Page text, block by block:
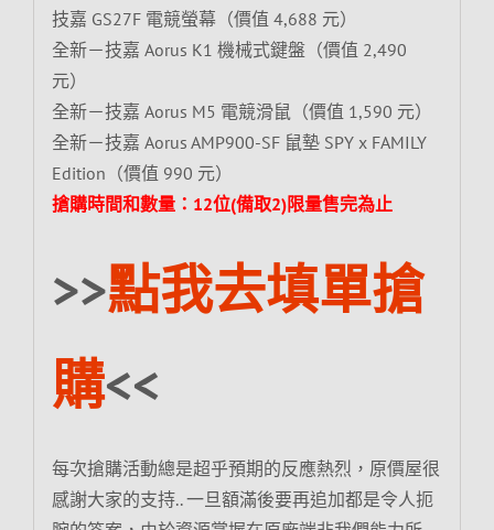
技嘉 GS27F 電競螢幕（價值 4,688 元）
全新－技嘉 Aorus K1 機械式鍵盤（價值 2,490
元）
全新－技嘉 Aorus M5 電競滑鼠（價值 1,590 元）
全新－技嘉 Aorus AMP900-SF 鼠墊 SPY x FAMILY
Edition（價值 990 元）
搶購時間和數量：12位(備取2)限量售完為止
>>點我去填單搶
購<<
每次搶購活動總是超乎預期的反應熱烈，原價屋很
感謝大家的支持.. 一旦額滿後要再追加都是令人扼